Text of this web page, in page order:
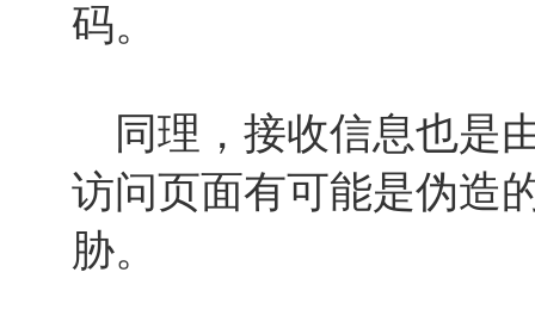
码。
同理，接收信息也是
访问页面有可能是伪造
胁。